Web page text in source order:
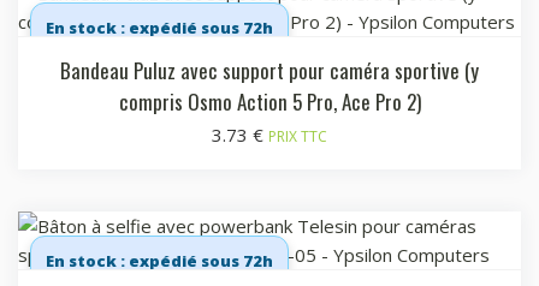
En stock : expédié sous 72h
Bandeau Puluz avec support pour caméra sportive (y
compris Osmo Action 5 Pro, Ace Pro 2)
3.73 € PRIX TTC
En stock : expédié sous 72h